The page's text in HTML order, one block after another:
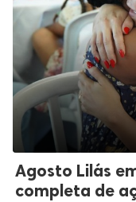
Agosto Lilás
completa de